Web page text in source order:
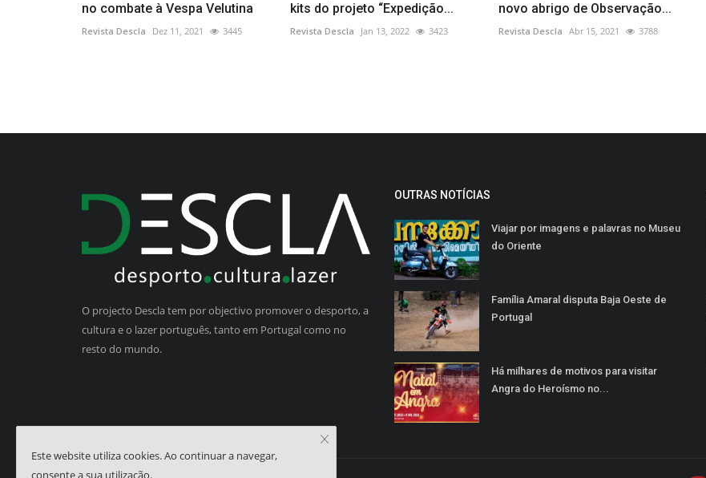
no combate à Vespa Velutina
Revista Descla Dez 11, 2021 3445
kits do projeto “Expedição...
Revista Descla Jan 13, 2022 3423
novo abrigo de Observação...
Revista Descla Abr 15, 2021 3788
O projecto Descla tem por objectivo promover o desporto, a
cultura e o lazer português, tanto em Portugal como no
resto do mundo.
OUTRAS NOTÍCIAS
Viajar por imagens e palavras no Museu
do Oriente
Família Amaral disputa Baja Oeste de
Portugal
Há milhares de motivos para visitar
Angra do Heroísmo no...
Este website utiliza cookies. Ao continuar a navegar,
consente a sua utilização.